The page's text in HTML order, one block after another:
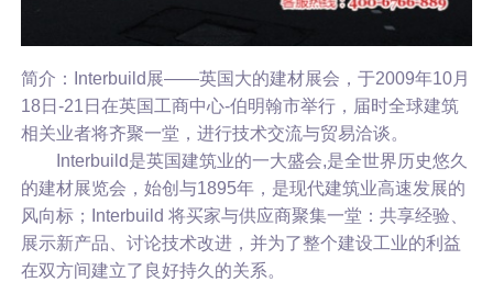
简介：Interbuild展——英国大的建材展会，于2009年10月
18日-21日在英国工商中心-伯明翰市举行，届时全球建筑
相关业者将齐聚一堂，进行技术交流与贸易洽谈。
Interbuild是英国建筑业的一大盛会,是全世界历史悠久
的建材展览会，始创与1895年，是现代建筑业高速发展的
风向标；Interbuild 将买家与供应商聚集一堂：共享经验、
展示新产品、讨论技术改进，并为了整个建设工业的利益
在双方间建立了良好持久的关系。